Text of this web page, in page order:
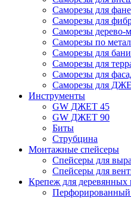
Cаморезы для
Саморезы для
Саморезы дерево-
Саморезы по
Саморезы для
Саморезы для
Саморезы для
Саморезы для
Инструменты
GW ДЖЕТ 45
GW ДЖЕТ 90
Биты
Струбцина
Монтажные спейсеры
Спейсеры для
Спейсеры для
Крепеж для деревянных